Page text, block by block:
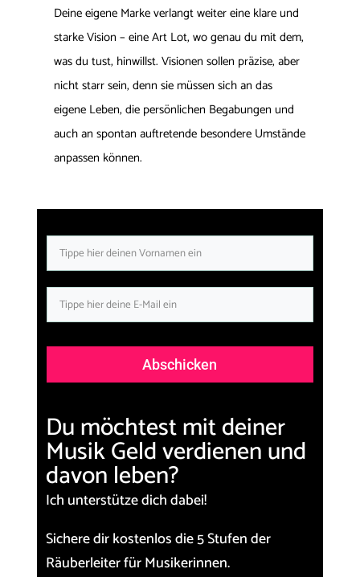
Deine eigene Marke verlangt weiter eine klare und
starke Vision – eine Art Lot, wo genau du mit dem,
was du tust, hinwillst. Visionen sollen präzise, aber
nicht starr sein, denn sie müssen sich an das
eigene Leben, die persönlichen Begabungen und
auch an spontan auftretende besondere Umstände
anpassen können.
Abschicken
Du möchtest mit deiner
Musik Geld verdienen und
davon leben?
Ich unterstütze dich dabei!
Sichere dir kostenlos die5 Stufen der
Räuberleiter für Musikerinnen.